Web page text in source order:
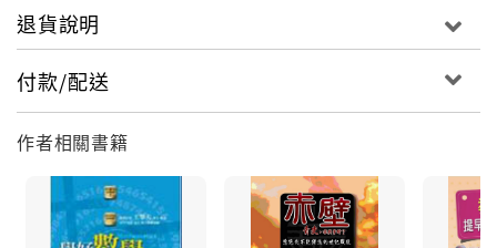
◎ 情境1：為什麼我的存在感薄弱，講話都被當耳邊
風？
你的說話態度，決定對方的聆聽態度，因此當你發現聽
眾心不在焉時，就是時候檢視自己說話時的心理狀態。
看破自身盲點，讓對方的注意力聚焦，心甘情願地聽你
說。
──key point：矯正10種讓你失去吸引力的態度！
退貨說明
付款/配送
作者相關書籍